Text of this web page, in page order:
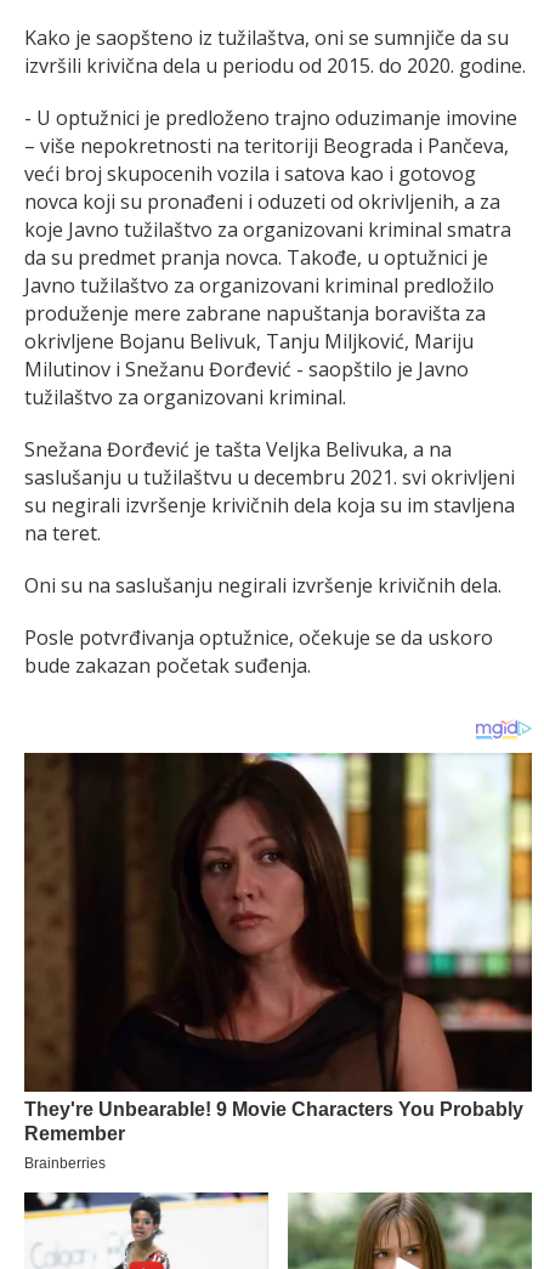
Kako je saopšteno iz tužilaštva, oni se sumnjiče da su
izvršili krivična dela u periodu od 2015. do 2020. godine.
- U optužnici je predloženo trajno oduzimanje imovine
– više nepokretnosti na teritoriji Beograda i Pančeva,
veći broj skupocenih vozila i satova kao i gotovog
novca koji su pronađeni i oduzeti od okrivljenih, a za
koje Javno tužilaštvo za organizovani kriminal smatra
da su predmet pranja novca. Takođe, u optužnici je
Javno tužilaštvo za organizovani kriminal predložilo
produženje mere zabrane napuštanja boravišta za
okrivljene Bojanu Belivuk, Tanju Miljković, Mariju
Milutinov i Snežanu Đorđević - saopštilo je Javno
tužilaštvo za organizovani kriminal.
Snežana Đorđević je tašta Veljka Belivuka, a na
saslušanju u tužilaštvu u decembru 2021. svi okrivljeni
su negirali izvršenje krivičnih dela koja su im stavljena
na teret.
Oni su na saslušanju negirali izvršenje krivičnih dela.
Posle potvrđivanja optužnice, očekuje se da uskoro
bude zakazan početak suđenja.